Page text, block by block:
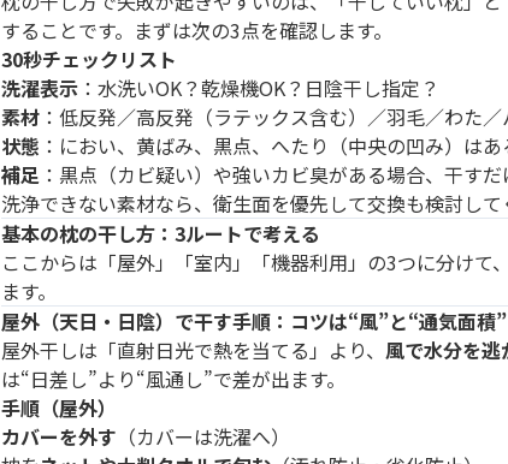
することです。まずは次の3点を確認します。
30秒チェックリスト
洗濯表示 ：水洗いOK？乾燥機OK？日陰干し指定？
素材 ：低反発／高反発（ラテックス含む）／羽毛／わた
状態 ：におい、黄ばみ、黒点、へたり（中央の凹み）はあ
補足 ：黒点（カビ疑い）や強いカビ臭がある場合、干すだ
洗浄できない素材なら、衛生面を優先して交換も検討して
基本の枕の干し方：3ルートで考える
ここからは「屋外」「室内」「機器利用」の3つに分けて
ます。
屋外（天日・日陰）で干す手順：コツは“風”と“通気面積”
屋外干しは「直射日光で熱を当てる」より、 風で水分を逃
は“日差し”より“風通し”で差が出ます。
手順（屋外）
カバーを外す （カバーは洗濯へ）